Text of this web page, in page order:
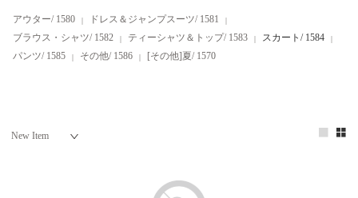
アウター/ 1580
ドレス＆ジャンプスーツ/ 1581
ブラウス・シャツ/ 1582
ティーシャツ＆トップ/ 1583
スカート/ 1584
パンツ/ 1585
その他/ 1586 [その他]夏/ 1570